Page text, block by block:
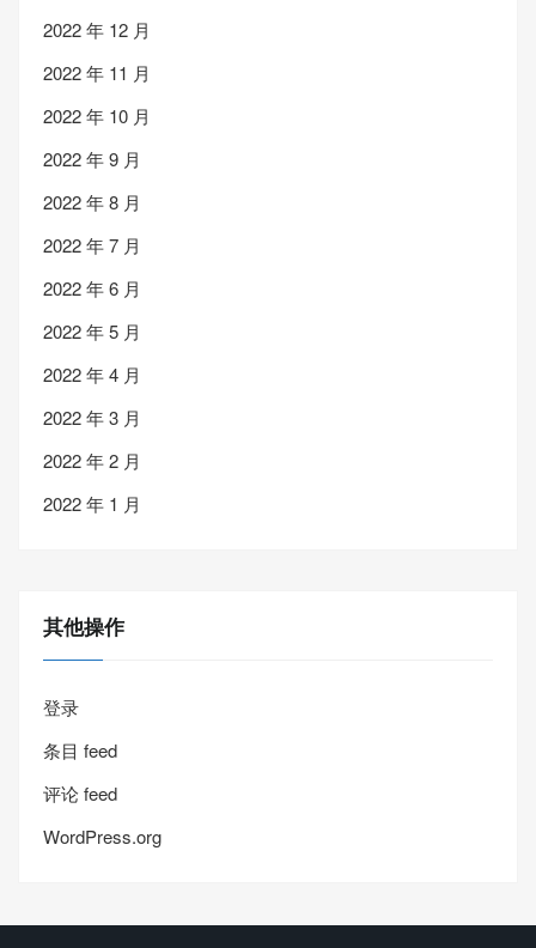
2022 年 12 月
2022 年 11 月
2022 年 10 月
2022 年 9 月
2022 年 8 月
2022 年 7 月
2022 年 6 月
2022 年 5 月
2022 年 4 月
2022 年 3 月
2022 年 2 月
2022 年 1 月
其他操作
登录
条目 feed
评论 feed
WordPress.org